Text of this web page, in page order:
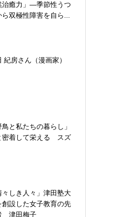
治癒力」―季節性うつ
双極性障害を自ら...
紀房さん（漫画家）
鳥と私たちの暮らし」
密着して栄える スズ
々しき人々」津田塾大
創設した女子教育の先
津田梅子